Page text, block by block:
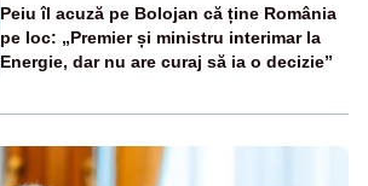
Peiu îl acuză pe Bolojan că ține România
pe loc: „Premier și ministru interimar la
Energie, dar nu are curaj să ia o decizie”